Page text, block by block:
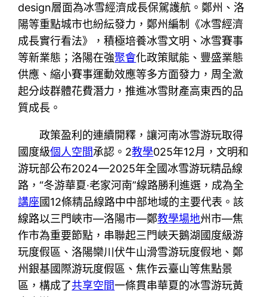
design層面為冰雪經濟成長保駕護航。鄭州、洛
陽等重點城市也紛紜發力，鄭州編制《冰雪經濟
成長實行看法》，積極培養冰雪文明、冰雪賽事
等新業態；洛陽在強聚會化政策賦能、豐盛業態
供應、縮小賽事運動效應等多方面發力，周全激
起分歧群體花費潛力，推進冰雪財產高東西的品
質成長。
政策盈利的連續開釋，讓河南冰雪游玩取得
國度級個人空間承認。2教學025年12月，文明和
游玩部公布2024—2025年全國冰雪游玩精品線
路，“冬游華夏·老家河南”線路勝利進選，成為全
講座國12條精品線路中中部地域的主要代表。該
線路以三門峽市—洛陽市—鄭教學場地州市—焦
作市為重要節點，串聯起三門峽天鵝湖國度級游
玩度假區、洛陽欒川伏牛山滑雪游玩度假地、鄭
州銀基國際游玩度假區、焦作云臺山等焦點景
區，構成了共享空間一條貫串華夏的冰雪游玩黃